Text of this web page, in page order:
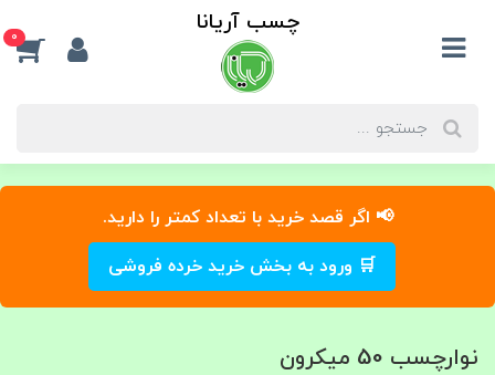
📢 اگر قصد خرید با تعداد کمتر را دارید.
🛒 ورود به بخش خرید خرده فروشی
چسب آریانا 0
نوارچسب 50 میکرون